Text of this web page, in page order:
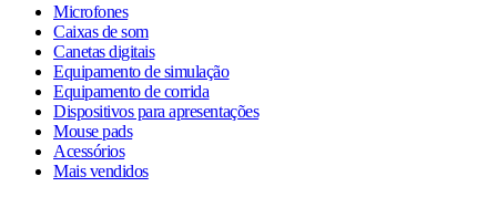
Microfones
Caixas de som
Canetas digitais
Equipamento de simulação
Equipamento de corrida
Dispositivos para apresentações
Mouse pads
Acessórios
Mais vendidos